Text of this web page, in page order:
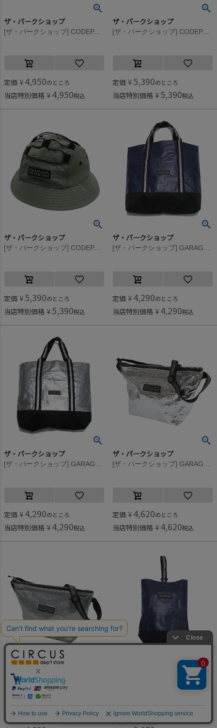
ザ・パークショップ
[ザ・パークショップ] CODEPARK BIND キャップ オリーブ
定価 ¥ 4,950のところ
当店特別価格 ¥ 4,950税込
ザ・パークショップ
[ザ・パークショップ] CODEPARK BIND ハット ブラック
定価 ¥ 5,390のところ
当店特別価格 ¥ 5,390税込
ザ・パークショップ
[ザ・パークショップ] CODEPARK BIND ハット オリーブ
定価 ¥ 5,390のところ
当店特別価格 ¥ 5,390税込
ザ・パークショップ
定価 ¥ 4,290のところ
当店特別価格 ¥ 4,290税込
ザ・パークショップ
定価 ¥ 4,290のところ
当店特別価格 ¥ 4,290税込
ザ・パークショップ
定価 ¥ 4,620のところ
当店特別価格 ¥ 4,620税込
ザ・パークショップ
何かお探しですか？